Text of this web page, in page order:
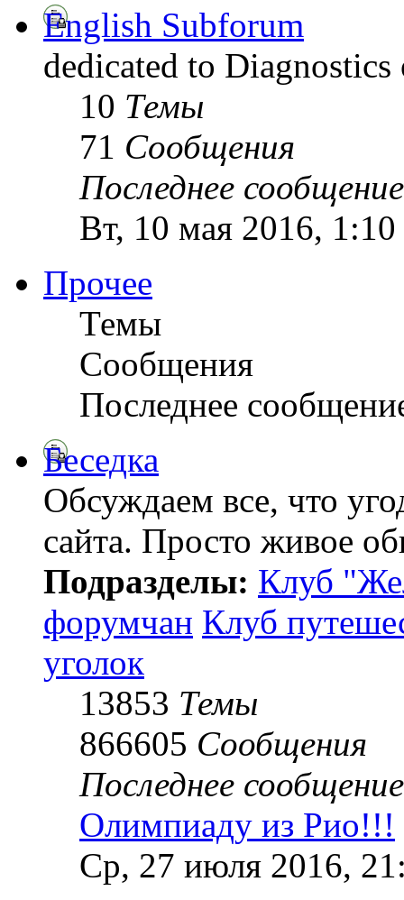
English Subforum
dedicated to
10 Темы
71 Сообщения
Последнее сообщение
Вт, 10 мая 2016, 1:10
Прочее
Темы
Сообщения
Последнее
Беседка
Обсуждаем все, что
сайта. Просто живое
Подразделы: Клуб
форумчан Клуб
уголок
13853 Темы
866605 Сообщения
Последнее сообщение
Олимпиаду из Рио!!!
Ср, 27 июля 2016,